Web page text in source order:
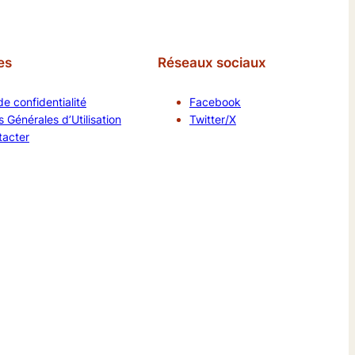
confidentialité
Générales d’Utilisation
Réseaux sociaux
Facebook
Twitter/X